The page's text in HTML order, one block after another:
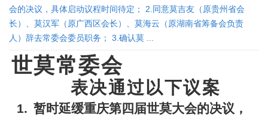
会的决议，具体启动议程时间待定； 2.同意莫吉友（原贵州省会
长）、莫汉军（原广西区会长）、莫海云（原湖南省筹备会负责
人）辞去常委会委员职务； 3.确认莫 ...
世莫常委会
表决通过以下议案
1. 暂时延缓重庆第四届世莫大会的决议，